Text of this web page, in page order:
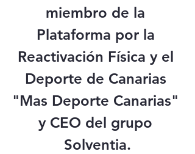
miembro de la
Plataforma por la
Reactivación Física y el
Deporte de Canarias
"Mas Deporte Canarias"
y CEO del grupo
Solventia.